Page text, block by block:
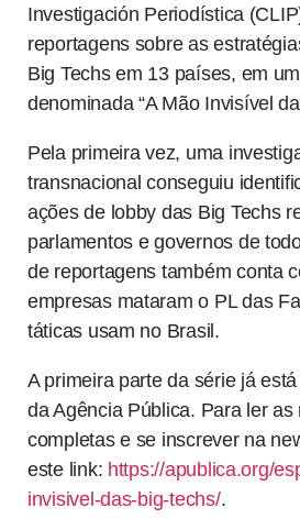
Investigación Periodística
reportagens sobre as
Big Techs em 13 países, em
denominada “A Mão Invisível
Pela primeira vez, uma
transnacional conseguiu
ações de lobby das Big Techs
parlamentos e governos de
de reportagens também conta
empresas mataram o PL das
táticas usam no Brasil.
A primeira parte da série já
da Agência Pública. Para ler as
completas e se inscrever na
este link: https://apublica.org/
invisivel-das-big-techs/.